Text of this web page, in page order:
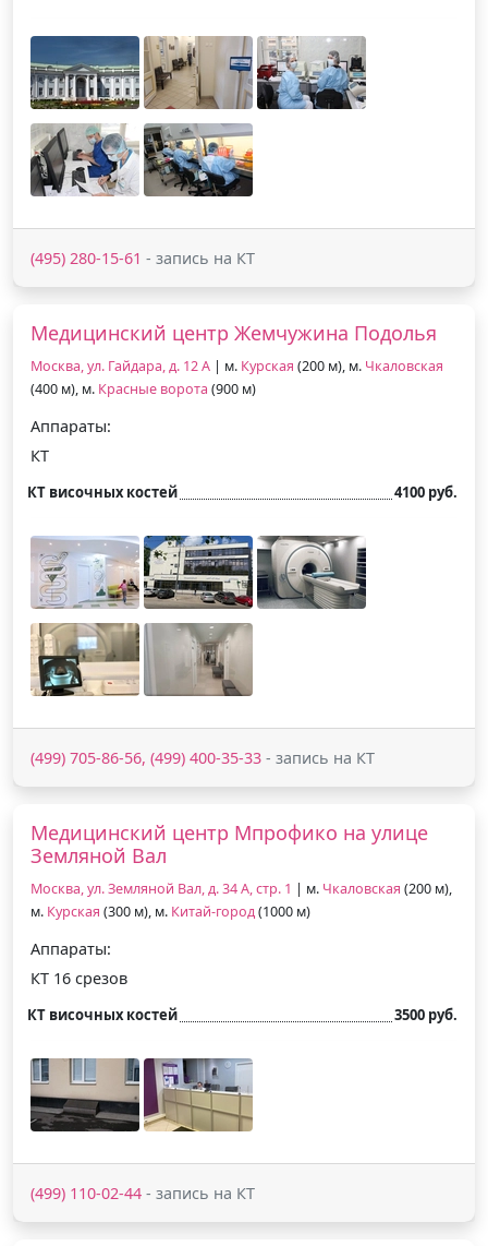
(495) 280-15-61 - запись на КТ
Медицинский центр Жемчужина Подолья
Москва, ул. Гайдара, д. 12 А | м. Курская (200 м), м. Чкаловская
(400 м), м. Красные ворота (900 м)
Аппараты:
КТ
КТ височных костей 4100 руб.
(499) 705-86-56, (499) 400-35-33 - запись на КТ
Медицинский центр Мпрофико на улице
Земляной Вал
Москва, ул. Земляной Вал, д. 34 А, стр. 1 | м. Чкаловская (200 м),
м. Курская (300 м), м. Китай-город(1000 м)
Аппараты:
КТ 16 срезов
КТ височных костей 3500 руб.
(499) 110-02-44 - запись на КТ